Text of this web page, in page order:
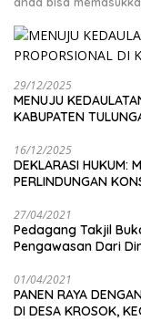
29/12/2025
MENUJU
KABUPATEN
16/12/2025
DEKLARASI HUKUM:
PERLINDUNGAN
27/04/2021
Pedagang Takjil
Pengawasan Dari
01/04/2021
PANEN RAYA
DI DESA KROSOK,